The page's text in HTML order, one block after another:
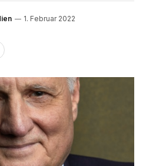
1. Februar 2022